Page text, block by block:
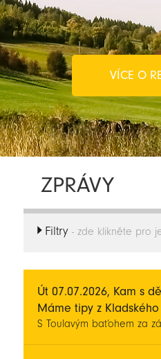
VÍCE O
ZPRÁVY
Filtry- zde klikněte pro
Út 07.07.2026, Kam s
Máme tipy z
S Toulavým baťohem za